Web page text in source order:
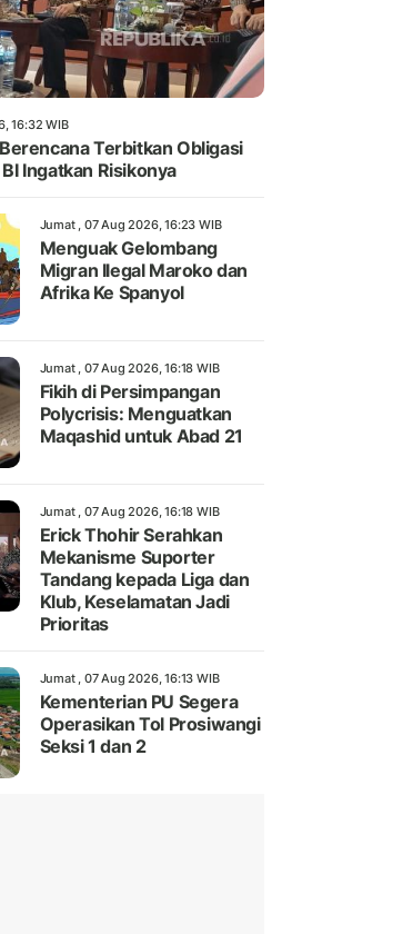
16:32 WIB
Terbitkan Obligasi
Ingatkan Risikonya
Jumat , 07 Aug 2026, 16:23 WIB
Menguak Gelombang
Migran Ilegal Maroko dan
Afrika Ke Spanyol
Jumat , 07 Aug 2026, 16:18 WIB
Fikih di Persimpangan
Polycrisis: Menguatkan
Maqashid untuk Abad 21
Jumat , 07 Aug 2026, 16:18 WIB
Erick Thohir Serahkan
Mekanisme Suporter
Tandang kepada Liga dan
Klub, Keselamatan Jadi
Prioritas
Jumat , 07 Aug 2026, 16:13 WIB
Kementerian PU Segera
Operasikan Tol Prosiwangi
Seksi 1 dan 2